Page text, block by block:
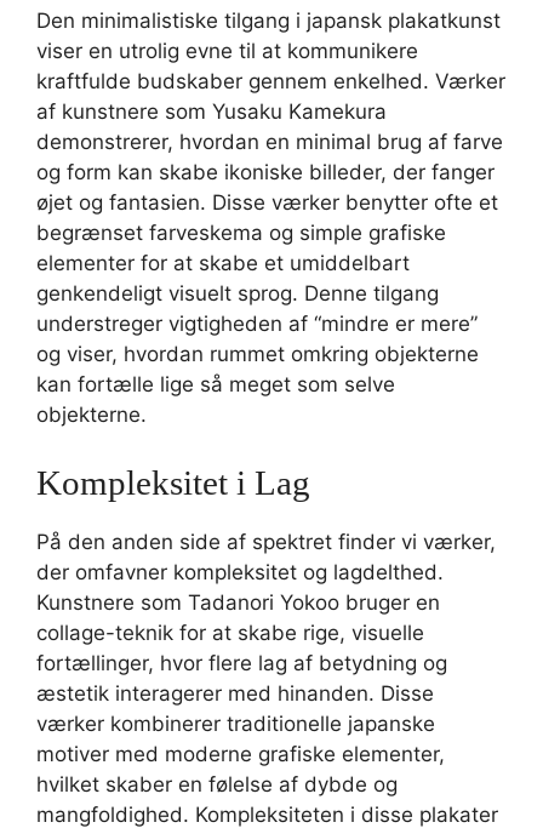
Den minimalistiske tilgang i japansk plakatkunst
viser en utrolig evne til at kommunikere
kraftfulde budskaber gennem enkelhed. Værker
af kunstnere som Yusaku Kamekura
demonstrerer, hvordan en minimal brug af farve
og form kan skabe ikoniske billeder, der fanger
øjet og fantasien. Disse værker benytter ofte et
begrænset farveskema og simple grafiske
elementer for at skabe et umiddelbart
genkendeligt visuelt sprog. Denne tilgang
understreger vigtigheden af “mindre er mere”
og viser, hvordan rummet omkring objekterne
kan fortælle lige så meget som selve
objekterne.
Kompleksitet i Lag
På den anden side af spektret finder vi værker,
der omfavner kompleksitet og lagdelthed.
Kunstnere som Tadanori Yokoo bruger en
collage-teknik for at skabe rige, visuelle
fortællinger, hvor flere lag af betydning og
æstetik interagerer med hinanden. Disse
værker kombinerer traditionelle japanske
motiver med moderne grafiske elementer,
hvilket skaber en følelse af dybde og
mangfoldighed. Kompleksiteten i disse plakater